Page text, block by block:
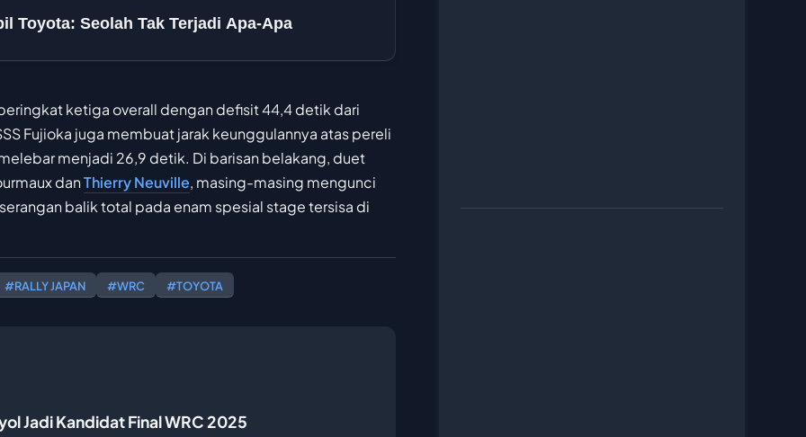
Toyota: Seolah Tak Terjadi Apa-Apa
ketiga overall dengan defisit 44,4 detik dari
Fujioka juga membuat jarak keunggulannya atas pereli
menjadi 26,9 detik. Di barisan belakang, duet
danThierry Neuville, masing-masing mengunci
balik total pada enam spesial stage tersisa di
#RALLY JAPAN #WRC #TOYOTA
Jadi Kandidat Final WRC 2025